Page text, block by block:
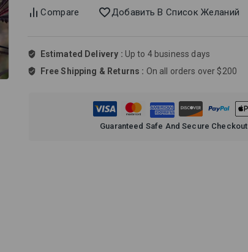
Compare Добавить В Список Желаний
Estimated Delivery : Up to 4 business days
Free Shipping & Returns : On all orders over $200
Guaranteed Safe And Secure Checkout